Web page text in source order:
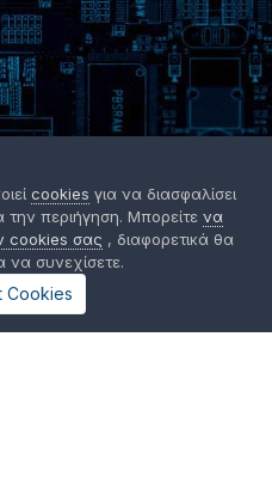
cookies για να διασφαλίσει
την περιήγηση. Μπορείτε να
cookies σας , διαφορετικά θα
να συνεχίσετε.
Cookies